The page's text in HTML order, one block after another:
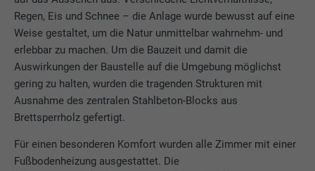
Regen, Eis und Schnee – die Anlage wurde bewusst auf eine
Weise gestaltet, um die Natur unmittelbar wahrnehm- und
erlebbar zu machen. Um die Bauzeit und damit die
Auswirkungen der Baustelle auf die Umgebung möglichst
gering zu halten, wurden die tragenden Strukturen mit
Ausnahme des zentralen Stahlbeton-Blocks aus
Brettsperrholz gefertigt.
Für einen besonderen Komfort wurden alle Zimmer mit einer
Fußbodenheizung ausgestattet. Die